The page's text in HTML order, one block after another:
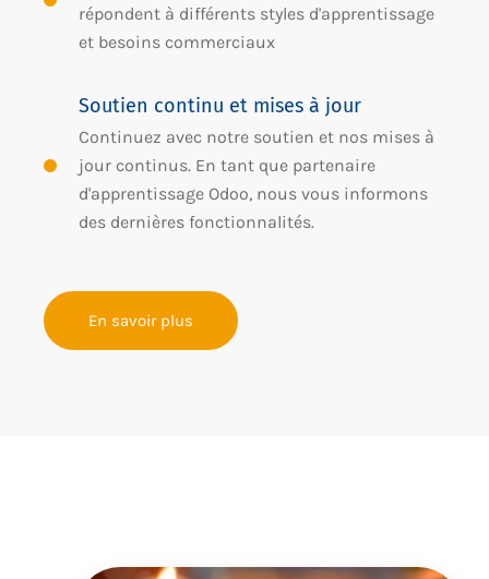
répondent à différents styles d'apprentissage
et besoins commerciaux
Soutien continu et mises à jour
Continuez avec notre soutien et nos mises à
jour continus. En tant que partenaire
d'apprentissage Odoo, nous vous informons
des dernières fonctionnalités.
En savoir plus